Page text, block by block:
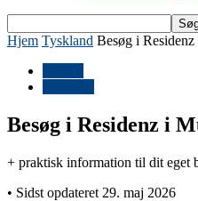
Hjem Tyskland Besøg i
Besøg i Residenz i
+ praktisk information til dit eget
• Sidst opdateret 29. maj 2026